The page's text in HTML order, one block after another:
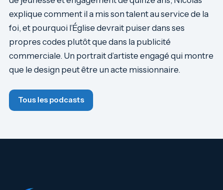
explique comment il a mis son talent au service de la
foi, et pourquoi l’Église devrait puiser dans ses
propres codes plutôt que dans la publicité
commerciale. Un portrait d’artiste engagé qui montre
que le design peut être un acte missionnaire.
Tous les podcasts